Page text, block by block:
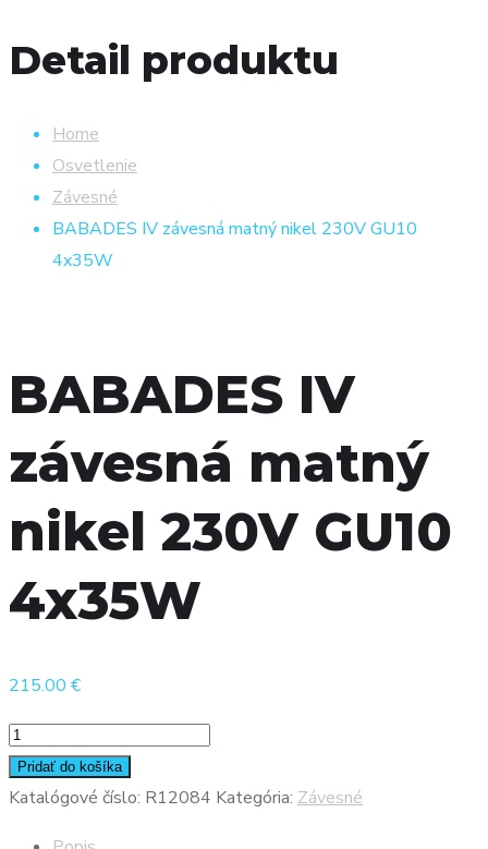
Detail produktu
Home
Osvetlenie
Závesné
BABADES IV závesná matný nikel 230V GU10
4x35W
BABADES IV
závesná matný
nikel 230V GU10
4x35W
215.00 €
množstvo
BABADES
IV
Pridať do košíka
Katalógové číslo: R12084 Kategória: Závesné